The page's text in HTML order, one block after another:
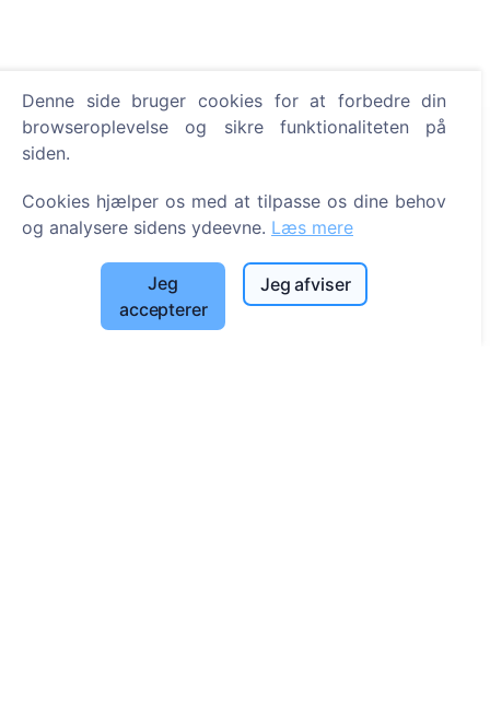
Om CEMETY
Ofte stillede spørgsmål
Begivenheder
Liste over kommuner og brugere
Privatlivspolitik
Denne side bruger cookies for at forbedre din
browseroplevelse og sikre funktionaliteten på
siden.
Cookies hjælper os med at tilpasse os dine behov
og analysere sidens ydeevne. Læs mere
Jeg
accepterer
Jeg afviser